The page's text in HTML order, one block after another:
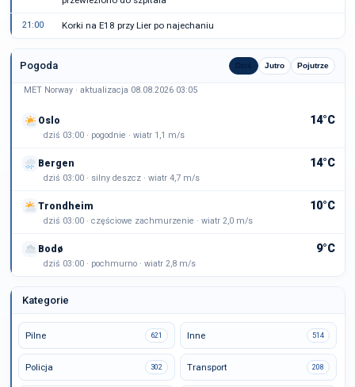
21:00 Korki na E18 przy Lier po najechaniu
Pogoda Dziś Jutro Pojutrze
MET Norway · aktualizacja 08.08.2026 03:05
Oslo 14°C
dziś 03:00 · pogodnie · wiatr 1,1 m/s
Bergen 14°C
dziś 03:00 · silny deszcz · wiatr 4,7 m/s
Trondheim 10°C
dziś 03:00 · częściowe zachmurzenie · wiatr 2,0 m/s
Bodø 9°C
dziś 03:00 · pochmurno · wiatr 2,8 m/s
Kategorie
Pilne 621 Inne 514
Policja 302 Transport 208